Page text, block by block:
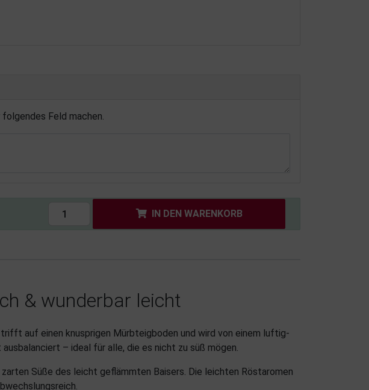
Feld machen.
IN DEN WARENKORB
& wunderbar leicht
auf einen knusprigen Mürbteigboden und wird von einem luftig-
– ideal für alle, die es nicht zu süß mögen.
Süße des leicht geflämmten Baisers. Die leichten Röstaromen